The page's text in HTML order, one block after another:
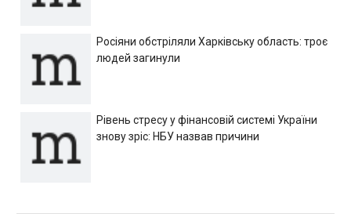
Росіяни обстріляли Харківську область: троє
людей загинули
Рівень стресу у фінансовій системі України
знову зріс: НБУ назвав причини